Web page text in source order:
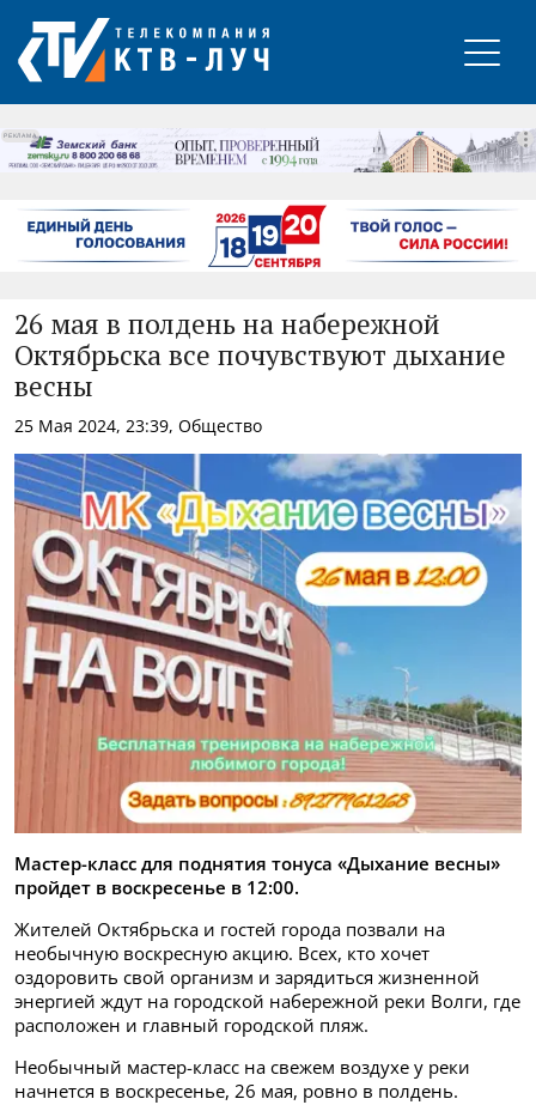
РЕКЛАМА
26 мая в полдень на набережной
Октябрьска все почувствуют дыхание
весны
25 Мая 2024, 23:39, Общество
Мастер-класс для поднятия тонуса «Дыхание весны»
пройдет в воскресенье в 12:00.
Жителей Октябрьска и гостей города позвали на
необычную воскресную акцию. Всех, кто хочет
оздоровить свой организм и зарядиться жизненной
энергией ждут на городской набережной реки Волги, где
расположен и главный городской пляж.
Необычный мастер-класс на свежем воздухе у реки
начнется в воскресенье, 26 мая, ровно в полдень.